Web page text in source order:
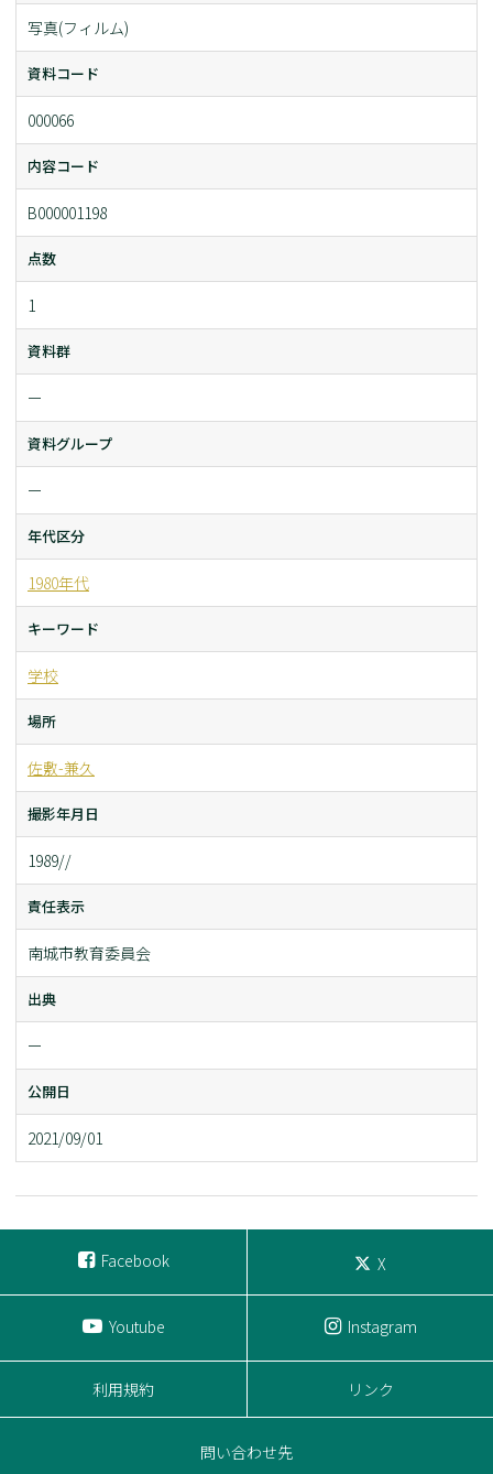
写真(フィルム)
資料コード
000066
内容コード
B000001198
点数
1
資料群
ー
資料グループ
ー
年代区分
1980年代
キーワード
学校
場所
佐敷-兼久
撮影年月日
1989//
責任表示
南城市教育委員会
出典
ー
公開日
2021/09/01
Facebook X
Youtube Instagram
利用規約 リンク
問い合わせ先